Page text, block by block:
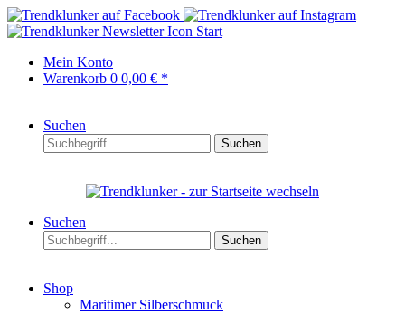
Start
Mein Konto
Warenkorb 0 0,00 € *
Suchen
Suchen
Suchen
Suchen
Shop
Maritimer Silberschmuck